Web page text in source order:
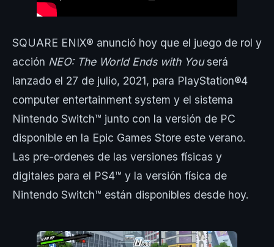
SQUARE ENIX® anunció hoy que el juego de rol y
acción NEO: The World Ends with Youserá
lanzado el 27 de julio, 2021, para PlayStation®4
computer entertainment system y el sistema
Nintendo Switch™ junto con la versión de PC
disponible en la Epic Games Store este verano.
Las pre-ordenes de las versiones físicas y
digitales para el PS4™ y la versión física de
Nintendo Switch™ están disponibles desde hoy.